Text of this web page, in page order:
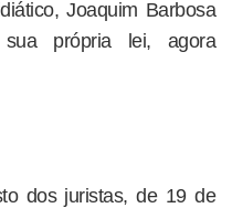
Joaquim Barbosa
própria lei, agora
dos juristas, de 19 de